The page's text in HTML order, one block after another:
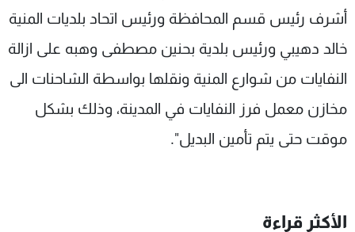
أشرف رئيس قسم المحافظة ورئيس اتحاد بلديات المنية
خالد دهيبي ورئيس بلدية بحنين مصطفى وهبه على ازالة
النفايات من شوارع المنية ونقلها بواسطة الشاحنات الى
مخازن معمل فرز النفايات في المدينة، وذلك بشكل
موقت حتى يتم تأمين البديل".
الأكثر قراءة